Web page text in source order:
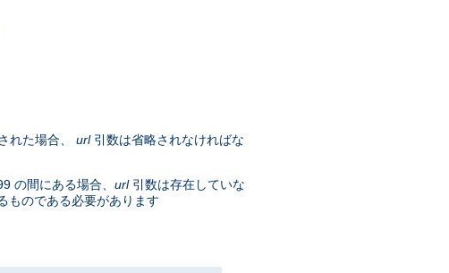
れた場合、 url引数は省略されなければな
の間にある場合、 url引数は存在していな
ものである必要があります